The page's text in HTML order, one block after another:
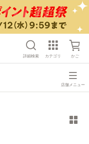
詳細検索 カテゴリ かご
店舗メニュー